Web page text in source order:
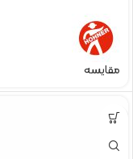
مقایسه